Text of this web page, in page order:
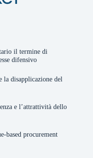
il termine di
difensivo
la disapplicazione del
e l’attrattività dello
based procurement